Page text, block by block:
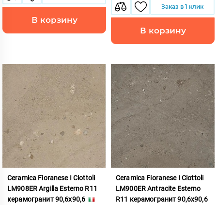
В корзину
Заказ в 1 клик
В корзину
Ceramica Fioranese I Ciottoli
LM908ER Argilla Esterno R11
керамогранит 90,6x90,6
Ceramica Fioranese I Ciottoli
LM900ER Antracite Esterno
R11 керамогранит 90,6x90,6